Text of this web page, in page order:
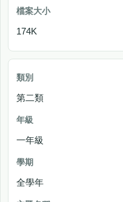
174K
第二類
一年級
全學年